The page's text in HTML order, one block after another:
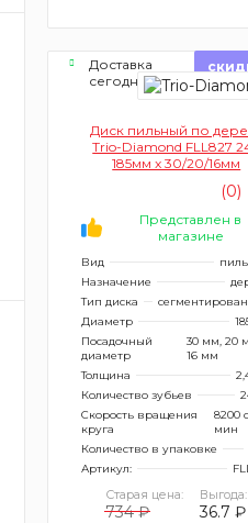
Доставка
сегодня
Диск пильный по
Trio-Diamond FLL827
185мм x 30/20/16мм
(0)
Представлен в
магазине
Вид
Назначение
Тип диска
Диаметр
Посадочный
диаметр
30 мм, 20
16 мм
Толщина
Количество зубьев
Скорость вращения
круга
8200
мин
Количество в упаковке
Артикул:
Старая цена:
734 ₽
Выгода:
36.7 ₽